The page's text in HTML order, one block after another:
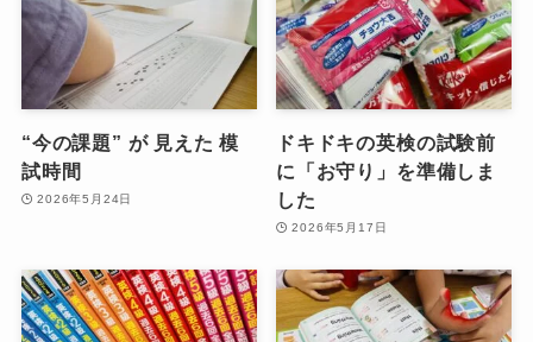
“今の課題” が 見えた 模
試時間
2026年5月24日
ドキドキの英検の試験前
に「お守り」を準備しま
した
2026年5月17日